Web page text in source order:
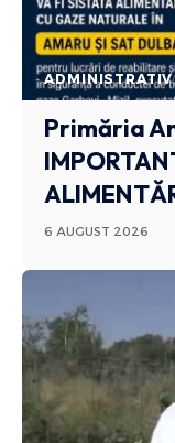
ADMINISTRATIV
Primăria
6 AUGUST 2026